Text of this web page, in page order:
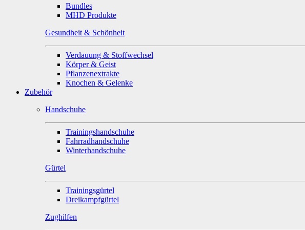
Bundles
MHD Produkte
Gesundheit & Schönheit
Verdauung & Stoffwechsel
Körper & Geist
Pflanzenextrakte
Knochen & Gelenke
Zubehör
Handschuhe
Trainingshandschuhe
Fahrradhandschuhe
Winterhandschuhe
Gürtel
Trainingsgürtel
Dreikampfgürtel
Zughilfen